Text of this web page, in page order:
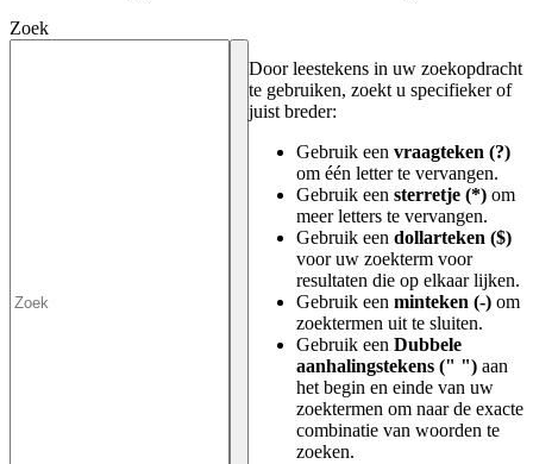
Zoek
Door leestekens in uw zoekopdracht
te gebruiken, zoekt u specifieker of
juist breder:
Gebruik een vraagteken (?)
om één letter te vervangen.
Gebruik een sterretje (*) om
meer letters te vervangen.
Gebruik een dollarteken ($)
voor uw zoekterm voor
resultaten die op elkaar lijken.
Gebruik een minteken (-) om
zoektermen uit te sluiten.
Gebruik een Dubbele
aanhalingstekens (" ") aan
het begin en einde van uw
zoektermen om naar de exacte
combinatie van woorden te
zoeken.